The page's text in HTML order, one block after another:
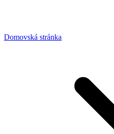
Domovská stránka